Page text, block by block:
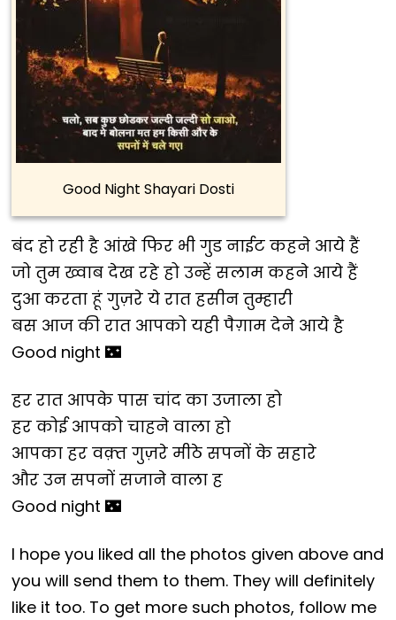
Good Night Shayari Dosti
बंद हो रही है आंखे फिर भी गुड नाईट कहने आये हैं
जो तुम ख्वाब देख रहे हो उन्हें सलाम कहने आये हैं
दुआ करता हूं गुज़रे ये रात हसीन तुम्हारी
बस आज की रात आपको यही पैग़ाम देने आये है
Good night 🌃
हर रात आपके पास चांद का उजाला हो
हर कोई आपको चाहने वाला हो
आपका हर वक़्त गुज़रे मीठे सपनों के सहारे
और उन सपनों सजाने वाला ह
Good night 🌃
I hope you liked all the photos given above and
you will send them to them. They will definitely
like it too. To get more such photos, follow me